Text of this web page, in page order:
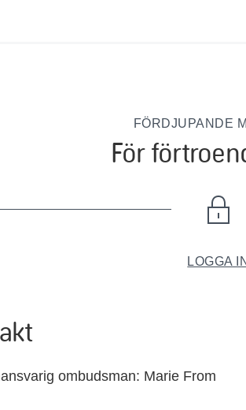
FÖRDJUPANDE
För
LOGGA IN
ombudsman: Marie From